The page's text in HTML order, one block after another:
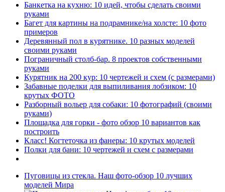
Банкетка на кухню: 10 идей, чтобы сделать своими
руками
Багет для картины на подрамнике/на холсте: 10 фото
примеров
Деревянный пол в курятнике. 10 разных моделей
своими руками
Пограничный столб-бар. 8 проектов собственными
руками
Курятник на 200 кур: 10 чертежей и схем (с размерами)
Забавные поделки для выпиливания лобзиком: 10
крутых ФОТО
Разборный вольер для собаки: 10 фотографий (своими
руками)
Площадка для горки - фото обзор 10 вариантов как
построить
Класс! Когтеточка из фанеры: 10 крутых моделей
Полки для бани: 10 чертежей и схем с размерами
Пуговицы из стекла. Наш фото-обзор 10 лучших
моделей Мира